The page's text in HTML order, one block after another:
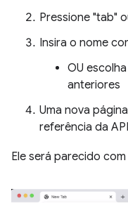
Pressione "tab"
Insira o nome
OU
anteriores
Uma nova
referência da
Ele será parecido